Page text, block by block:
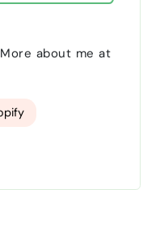
about me at